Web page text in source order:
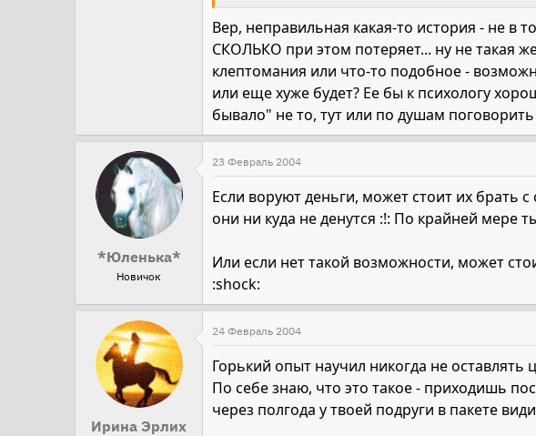
Вер, неправильная какая-то история - не в
СКОЛЬКО при этом потеряет... ну не такая
клептомания или что-то подобное -
или еще хуже будет? Ее бы к психологу
бывало" не то, тут или по душам
*Юленька*
Новичок
23 Февраль 2004
Если воруют деньги, может стоит их брать
они ни куда не денутся :!: По крайней мере
Или если нет такой возможности, может
:shock:
Ирина Эрлих
24 Февраль 2004
Горький опыт научил никогда не
По себе знаю, что это такое - приходишь
через полгода у твоей подруги в пакете